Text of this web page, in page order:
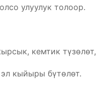
улуулук толоор.
кемтик түзөлөт,
кыйыры бүтөлөт.